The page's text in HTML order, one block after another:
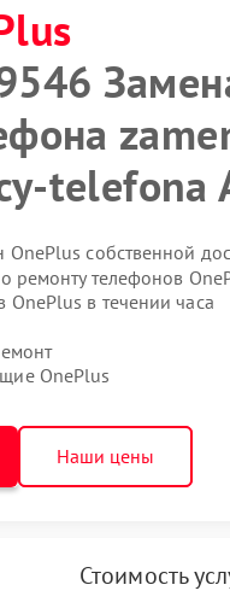
telefona
собственной
ремонту телефонов
в течении часа
OnePlus
Наши цены
Стоимость